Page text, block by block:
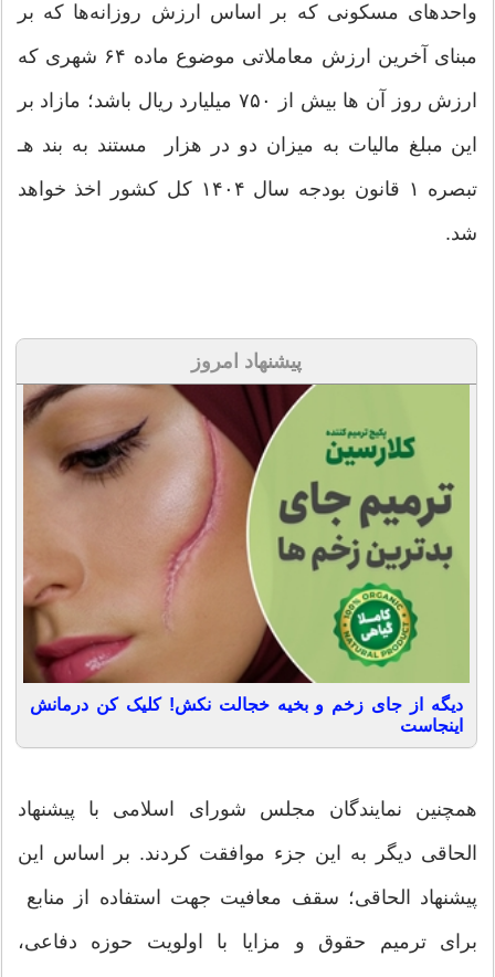
واحدهای مسکونی که بر اساس ارزش روزانه‌ها که بر
مبنای آخرین ارزش معاملاتی موضوع ماده ۶۴ شهری که
ارزش روز آن ها بیش از ۷۵۰ میلیارد ریال باشد؛ مازاد بر
این مبلغ مالیات به میزان دو در هزار مستند به بند هـ
تبصره ۱ قانون بودجه سال ۱۴۰۴ کل کشور اخذ خواهد
شد.
پیشنهاد امروز
دیگه از جای زخم و بخیه خجالت نکش! کلیک کن درمانش
اینجاست
همچنین نمایندگان مجلس شورای اسلامی با پیشنهاد
الحاقی دیگر به این جزء موافقت کردند. بر اساس این
پیشنهاد الحاقی؛ سقف معافیت جهت استفاده از منابع
برای ترمیم حقوق و مزایا با اولویت حوزه دفاعی،